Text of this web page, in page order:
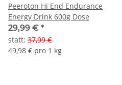
Peeroton Hi End Endurance
Energy Drink 600g Dose
29,99 € *
statt: 37,99 €
49,98 € pro 1 kg